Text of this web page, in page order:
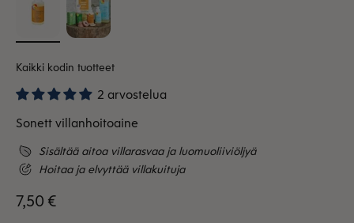
Kaikki kodin tuotteet
2 arvostelua
Sonett villanhoitoaine
Sisältää aitoa villarasvaa ja luomuoliiviöljyä
Hoitaa ja elvyttää villakuituja
Alennushinta
7,50 €